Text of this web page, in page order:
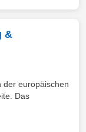
&
der europäischen
Das